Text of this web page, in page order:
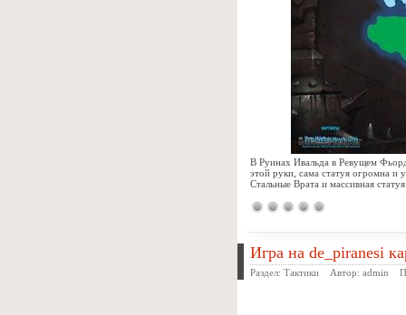
В Руинах Ивальда в Ревущем
этой руки, сама статуя огромна и
Стальные Врата и массивная
Игра на de_piranesi
Раздел: Тактики Автор: admin